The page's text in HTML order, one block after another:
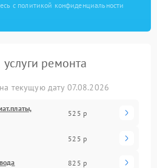
с политикой конфиденциальности
ремонта
текущую дату 07.08.2026
525 р
525 р
825 р